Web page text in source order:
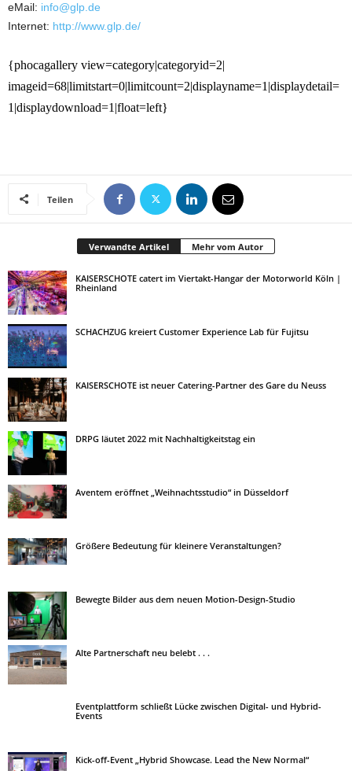
eMail: info@glp.de
Internet: http://www.glp.de/
{phocagallery view=category|categoryid=2|
imageid=68|limitstart=0|limitcount=2|displayname=1|displaydetail=
1|displaydownload=1|float=left}
Teilen
Verwandte Artikel Mehr vom Autor
KAISERSCHOTE catert im Viertakt-Hangar der Motorworld Köln |
Rheinland
SCHACHZUG kreiert Customer Experience Lab für Fujitsu
KAISERSCHOTE ist neuer Catering-Partner des Gare du Neuss
DRPG läutet 2022 mit Nachhaltigkeitstag ein
Aventem eröffnet „Weihnachtsstudio“ in Düsseldorf
Größere Bedeutung für kleinere Veranstaltungen?
Bewegte Bilder aus dem neuen Motion-Design-Studio
Alte Partnerschaft neu belebt . . .
Eventplattform schließt Lücke zwischen Digital- und Hybrid-
Events
Kick-off-Event „Hybrid Showcase. Lead the New Normal“